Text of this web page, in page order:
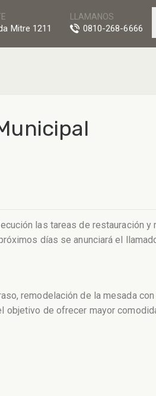
LLAMANOS
0810-268-6666
Mitre 1211
las tareas de restauración y
días se anunciará el
remodelación de la mesada con
objetivo de ofrecer mayor